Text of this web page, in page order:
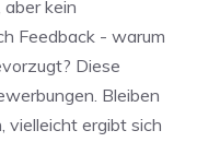
kein
Feedback - warum
Diese
Bleiben
vielleicht ergibt sich